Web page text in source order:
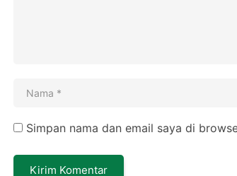
Simpan nama dan email saya di